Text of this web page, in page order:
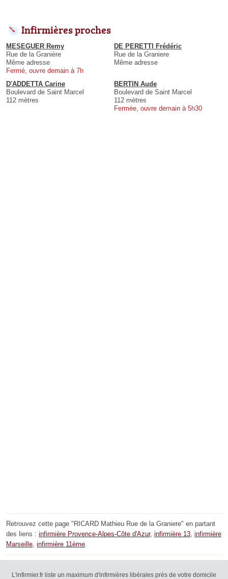
Infirmières proches
MESEGUER Remy
Rue de la Granière
Même adresse
Fermé, ouvre demain à 7h
DE PERETTI Frédéric
Rue de la Graniere
Même adresse
D'ADDETTA Carine
Boulevard de Saint Marcel
112 mètres
BERTIN Aude
Boulevard de Saint Marcel
112 mètres
Fermée, ouvre demain à 5h30
Retrouvez cette page "RICARD Mathieu Rue de la Graniere" en partant
des liens : infirmière Provence-Alpes-Côte d'Azur, infirmière 13, infirmière
Marseille, infirmière 11ème.
L'infirmier.fr liste un maximum d'infirmières libérales près de votre domicile